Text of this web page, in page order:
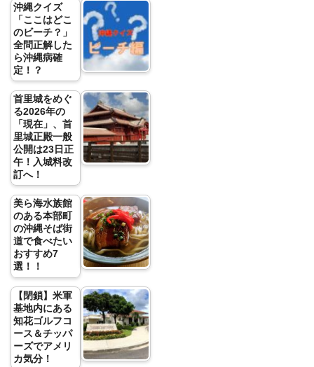
沖縄クイズ
「ここはどこ
のビーチ？」
全問正解した
ら沖縄病確
定！？
首里城をめぐ
る2026年の
「現在」、首
里城正殿一般
公開は23日正
午！入城料改
訂へ！
美ら海水族館
のある本部町
の沖縄そば街
道で食べたい
おすすめ7
選！！
【閉鎖】米軍
基地内にある
知花ゴルフコ
ース＆チッパ
ーズでアメリ
カ気分！